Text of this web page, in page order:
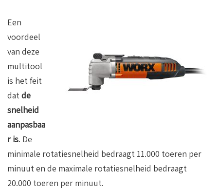
Een
voordeel
van deze
multitool
is het feit
datde
snelheid
aanpasbaa
r is. De
minimale rotatiesnelheid bedraagt 11.000 toeren per
minuut en de maximale rotatiesnelheid bedraagt
20.000 toeren per minuut.